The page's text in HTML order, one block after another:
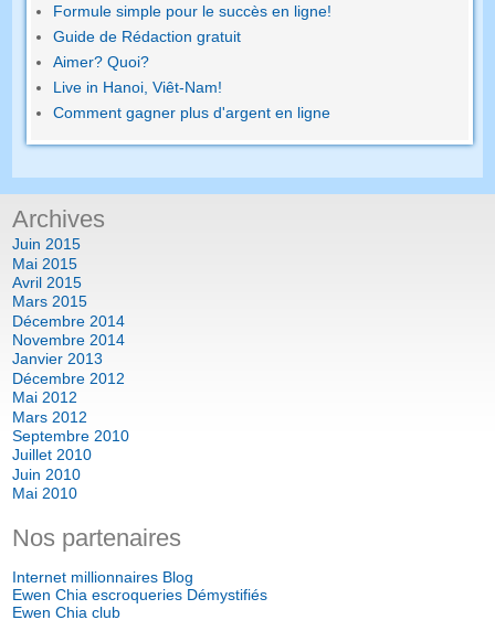
Formule simple pour le succès en ligne!
Guide de Rédaction gratuit
Aimer? Quoi?
Live in Hanoi, Viêt-Nam!
Comment gagner plus d'argent en ligne
Archives
Juin 2015
Mai 2015
Avril 2015
Mars 2015
Décembre 2014
Novembre 2014
Janvier 2013
Décembre 2012
Mai 2012
Mars 2012
Septembre 2010
Juillet 2010
Juin 2010
Mai 2010
Nos partenaires
Internet millionnaires Blog
Ewen Chia escroqueries Démystifiés
Ewen Chia club